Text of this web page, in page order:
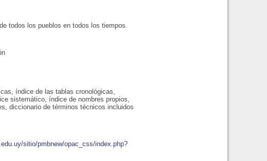
todos los pueblos en todos los tiempos.
índice de las tablas cronológicas,
sistemático, índice de nombres propios,
diccionario de términos técnicos incluidos
sitio/pmbnew/opac_css/index.php?